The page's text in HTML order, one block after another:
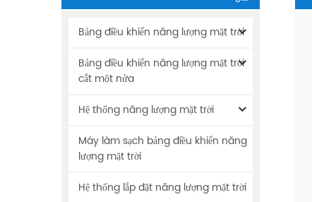
Bảng điều khiển năng lượng mặt trời
Bảng điều khiển năng lượng mặt trời
cắt một nửa
Hệ thống năng lượng mặt trời
Máy làm sạch bảng điều khiển năng
lượng mặt trời
Hệ thống lắp đặt năng lượng mặt trời